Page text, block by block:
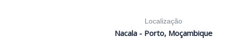
Localização
Nacala - Porto, Moçambique